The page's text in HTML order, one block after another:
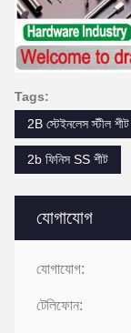
যোগাযোগ
যোগাযোগ:
টেলিফোন:
Tags:
2B স্টেইনলেস স্টীল শীট
2b ফিনিস SS শীট